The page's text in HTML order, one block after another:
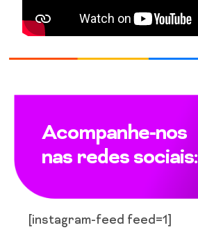
Acompanhe-nos
nas redes sociais:
[instagram-feed feed=1]